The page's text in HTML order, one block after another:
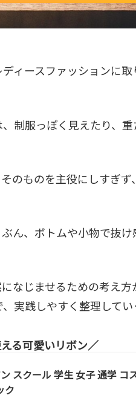
ィースファッションに
制服っぽく見えたり、
のものを主役にしすぎず
ん、ボトムや小物で抜
なじませるための考え
実践しやすく整理してい
る可愛いリボン
スクール 学生 女子 通学 コ
ク